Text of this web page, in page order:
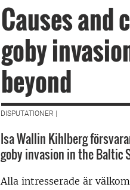
Causes and
goby
beyond
DISPUTATIONER |
Isa Wallin Kihlberg
goby invasion in the Baltic
Alla intresserade är